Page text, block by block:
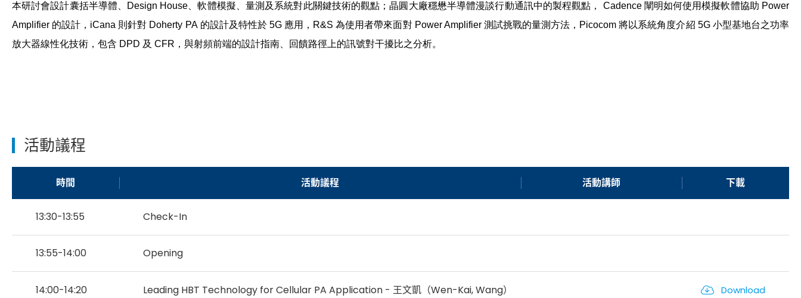
本研討會設計囊括半導體、 Design House 、軟體模擬、量測及系統對此關鍵技術的觀點；晶圓大廠穩懋半導體漫談行動通訊中的製程觀點， Cadence 闡明如何使用模擬軟體協助 Power
Amplifier 的設計， iCana 則針對 Doherty PA 的設計及特性於 5G 應用， R&S為使用者帶來面對 Power Amplifier 測試挑戰的量測方法， Picocom 將以系統角度介紹 5G 小型基地台之功率
放大器線性化技術，包含 DPD 及 CFR ，與射頻前端的設計指南、回饋路徑上的訊號對干擾比之分析。
活動議程
時間 活動議程 活動講師 下載
13:30-13:55 Check-In
13:55-14:00 Opening
14:00-14:20 Leading HBT Technology for Cellular PA Application - 王文凱（Wen-Kai, Wang） Download